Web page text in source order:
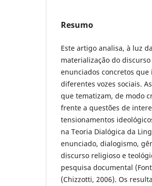
Resumo
Este artigo analisa, à luz
materialização do
enunciados concretos
diferentes vozes sociais.
que tematizam, de modo
frente a questões de
tensionamentos
na Teoria Dialógica da
enunciado, dialogismo,
discurso religioso e
pesquisa documental
(Chizzotti, 2006). Os